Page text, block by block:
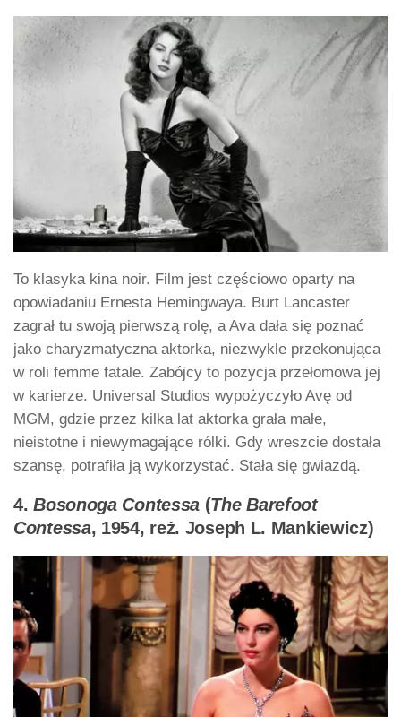
To klasyka kina noir. Film jest częściowo oparty na
opowiadaniu Ernesta Hemingwaya. Burt Lancaster
zagrał tu swoją pierwszą rolę, a Ava dała się poznać
jako charyzmatyczna aktorka, niezwykle przekonująca
w roli femme fatale. Zabójcy to pozycja przełomowa jej
w karierze. Universal Studios wypożyczyło Avę od
MGM, gdzie przez kilka lat aktorka grała małe,
nieistotne i niewymagające rólki. Gdy wreszcie dostała
szansę, potrafiła ją wykorzystać. Stała się gwiazdą.
4.Bosonoga Contessa (The Barefoot
Contessa, 1954, reż. Joseph L. Mankiewicz)